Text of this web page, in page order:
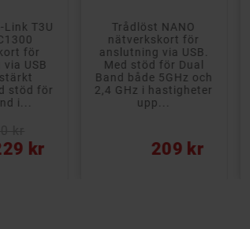
Link T3U
för
USB
stöd för
i...
kr
Trådlöst NANO
nätverkskort för
anslutning via USB.
Med stöd för Dual
Band både 5GHz och
2,4 GHz i hastigheter
upp...
209 kr